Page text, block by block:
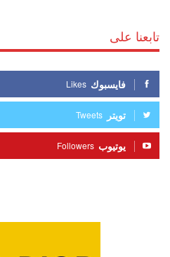
تابعنا على
فايسبوك Likes
تويتر Tweets
يوتيوب Followers